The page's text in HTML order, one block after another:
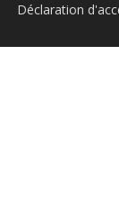
Déclaration